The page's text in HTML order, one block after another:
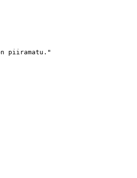
piiramatu."